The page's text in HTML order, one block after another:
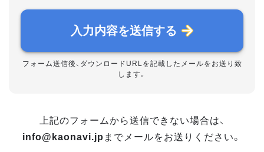
入力内容を送信する
フォーム送信後、ダウンロードURLを記載したメールをお送り致
します。
上記のフォームから送信できない場合は、
info@kaonavi.jp までメールをお送りください。